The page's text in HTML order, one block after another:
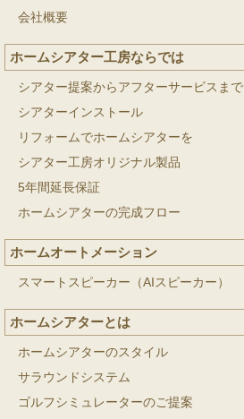
会社概要
ホームシアター工房ならでは
シアター提案からアフターサービスまで
シアターインストール
リフォームでホームシアターを
シアター工房オリジナル製品
5年間延長保証
ホームシアターの完成フロー
ホームオートメーション
スマートスピーカー（AIスピーカー）
ホームシアターとは
ホームシアターのスタイル
サラウンドシステム
ゴルフシミュレーターのご提案